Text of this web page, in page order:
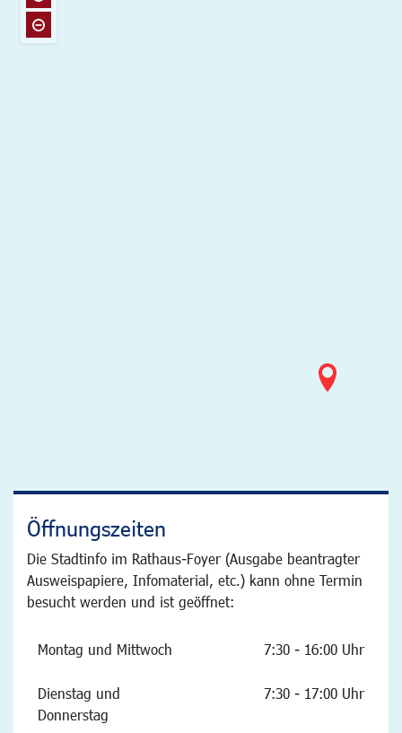
Öffnungszeiten
Die Stadtinfo im Rathaus-Foyer (Ausgabe beantragter
Ausweispapiere, Infomaterial, etc.) kann ohne Termin
besucht werden und ist geöffnet:
Montag und Mittwoch 7:30 - 16:00 Uhr
Dienstag und
Donnerstag
7:30 - 17:00 Uhr